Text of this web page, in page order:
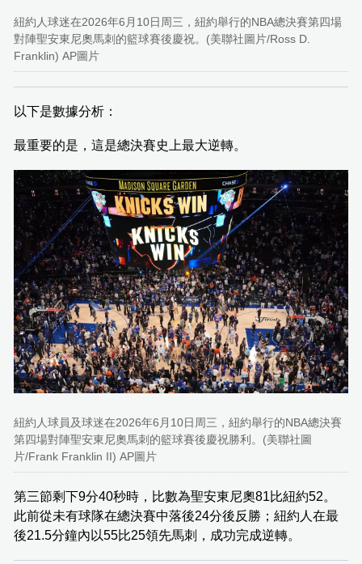
紐約人球迷在2026年6月10日周三，紐約舉行的NBA總決賽第四場
對陣聖安東尼奧馬刺的籃球賽後慶祝。(美聯社圖片/Ross D.
Franklin) AP圖片
以下是數據分析：
最重要的是，這是總決賽史上最大逆轉。
紐約人球員及球迷在2026年6月10日周三，紐約舉行的NBA總決賽
第四場對陣聖安東尼奧馬刺的籃球賽後慶祝勝利。(美聯社圖
片/Frank Franklin II) AP圖片
第三節剩下9分40秒時，比數為聖安東尼奧81比紐約52。
此前從未有球隊在總決賽中落後24分後反勝；紐約人在最
後21.5分鐘內以55比25領先馬刺，成功完成逆轉。